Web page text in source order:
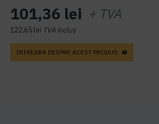
101,36 lei + TVA
122,65 lei TVA inclus
INTREABA DESPRE ACEST PRODUS